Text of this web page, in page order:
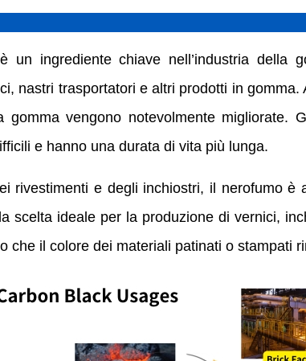
un ingrediente chiave nell’industria della
nastri trasportatori e altri prodotti in
vengono notevolmente migliorate.
e hanno una durata di vita più lunga.
rivestimenti e degli inchiostri, il nerofumo è
scelta ideale per la produzione di vernici,
che il colore dei materiali patinati o stampati